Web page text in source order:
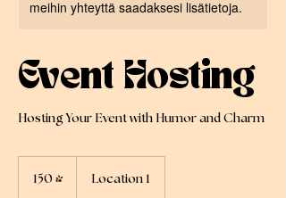
meihin yhteyttä saadaksesi lisätietoja.
Event Hosting
Hosting Your Event with Humor and Charm
Yhdysvaltain
dollaria
150 $ Location 1